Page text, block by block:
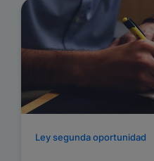
Ley segunda oportunidad